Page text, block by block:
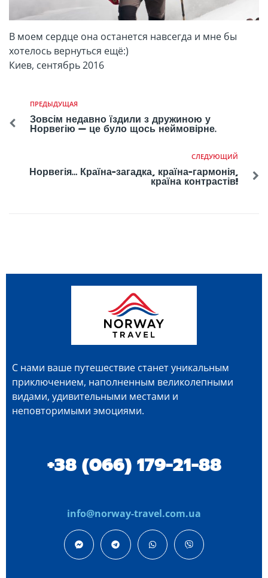
В моем сердце она останется навсегда и мне бы
хотелось вернуться ещё:)
Киев, сентябрь 2016
ПРЕДЫДУЩАЯ
Зовсім недавно їздили з дружиною у
Норвегію — це було щось неймовірне.
СЛЕДУЮЩИЙ
Норвегія… Країна-загадка, країна-гармонія,
країна контрастів!
С нами ваше путешествие станет уникальным
приключением, наполненным великолепными
видами, удивительными местами и
неповторимыми эмоциями.
+38 (066) 179-21-88
info@norway-travel.com.ua